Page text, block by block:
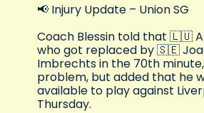
📢 Injury Update – Union SG
Coach Blessin told that 🇱🇺
who got replaced by 🇸🇪
Imbrechts in the 70th
problem, but added that he
available to play against
Thursday.